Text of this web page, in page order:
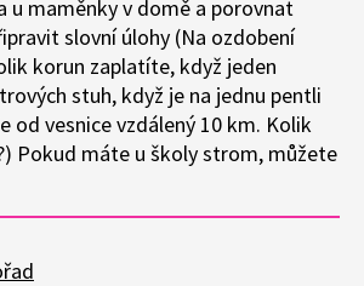
u maměnky v domě a porovnat
slovní úlohy (Na ozdobení
korun zaplatíte, když jeden
stuh, když je na jednu pentli
od vesnice vzdálený 10 km. Kolik
Pokud máte u školy strom, můžete